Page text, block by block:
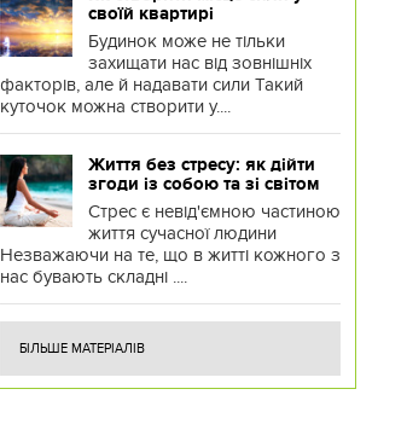
своїй квартирі
Будинок може не тільки
захищати нас від зовнішніх
факторів, але й надавати сили Такий
куточок можна створити у....
Життя без стресу: як дійти
згоди із собою та зі світом
Стрес є невід'ємною частиною
життя сучасної людини
Незважаючи на те, що в житті кожного з
нас бувають складні ....
БІЛЬШЕ МАТЕРІАЛІВ